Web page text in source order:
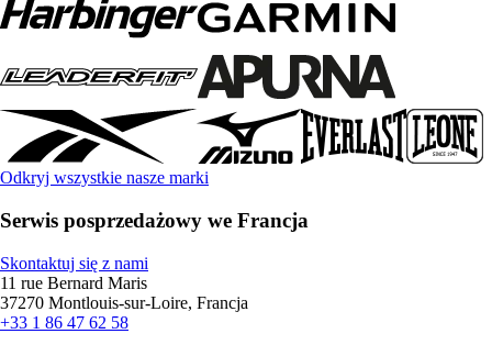
Odkryj wszystkie nasze marki
Serwis posprzedażowy we Francja
Skontaktuj się z nami
11 rue Bernard Maris
37270 Montlouis-sur-Loire, Francja
+33 1 86 47 62 58